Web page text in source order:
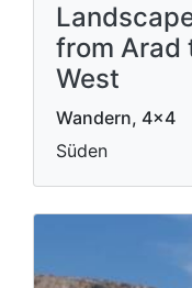
from Arad
West
Wandern, 4x4
Süden